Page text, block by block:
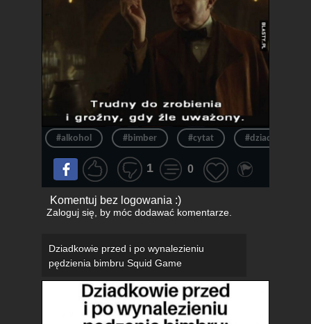
#alkohol #bimber #cytat #dziadek
1 0
Komentuj bez logowania :)
Zaloguj się, by móc dodawać komentarze.
Dziadkowie przed i po wynalezieniu
pędzienia bimbru Squid Game